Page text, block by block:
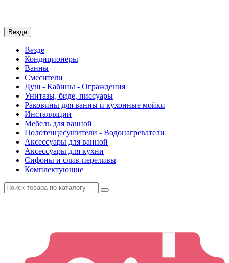
Везде
Везде
Кондиционеры
Ванны
Смесители
Душ - Кабины - Ограждения
Унитазы, биде, писсуары
Раковины для ванны и кухонные мойки
Инсталляции
Мебель для ванной
Полотенцесушители - Водонагреватели
Аксессуары для ванной
Аксессуары для кухни
Сифоны и слив-переливы
Комплектующие